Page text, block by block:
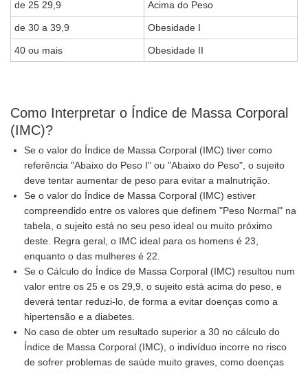
de 25 29,9 Acima do Peso
de 30 a 39,9 Obesidade I
40 ou mais Obesidade II
Como Interpretar o Índice de Massa Corporal
(IMC)?
Se o valor do Índice de Massa Corporal (IMC) tiver como
referência "Abaixo do Peso I" ou "Abaixo do Peso", o sujeito
deve tentar aumentar de peso para evitar a malnutrição.
Se o valor do Índice de Massa Corporal (IMC) estiver
compreendido entre os valores que definem "Peso Normal" na
tabela, o sujeito está no seu peso ideal ou muito próximo
deste. Regra geral, o IMC ideal para os homens é 23,
enquanto o das mulheres é 22.
Se o Cálculo do Índice de Massa Corporal (IMC) resultou num
valor entre os 25 e os 29,9, o sujeito está acima do peso, e
deverá tentar reduzi-lo, de forma a evitar doenças como a
hipertensão e a diabetes.
No caso de obter um resultado superior a 30 no cálculo do
Índice de Massa Corporal (IMC), o indivíduo incorre no risco
de sofrer problemas de saúde muito graves, como doenças